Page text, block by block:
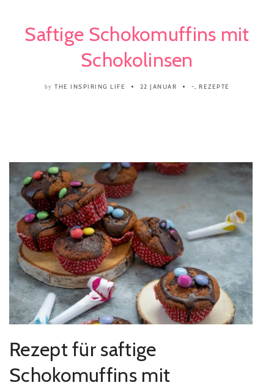
Saftige Schokomuffins mit
Schokolinsen
by THE INSPIRING LIFE 22 JANUAR -, REZEPTE
Rezept für saftige
Schokomuffins mit